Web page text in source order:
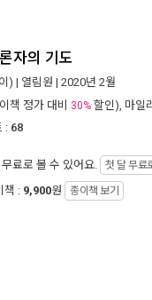
자의 기도
) | 열림원 | 2020년 2월
책 정가 대비 30% 할인), 마일
: 68
무료로 볼 수 있어요. 첫 달 무료
책 : 9,900원 종이책 보기